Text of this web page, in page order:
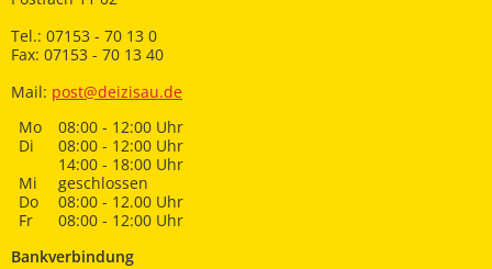
Tel.: 07153 - 70 13 0
Fax: 07153 - 70 13 40
Mail: post@deizisau.de
Mo
08:00 - 12:00 Uhr
Di
08:00 - 12:00 Uhr
14:00 - 18:00 Uhr
Mi
geschlossen
Do
08:00 - 12.00 Uhr
Fr
08:00 - 12:00 Uhr
Bankverbindung